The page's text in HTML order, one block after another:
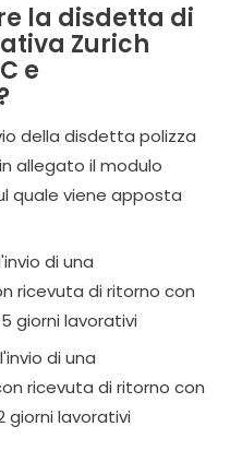
la disdetta di
Zurich
e
della disdetta polizza
allegato il modulo
quale viene apposta
di una
ricevuta di ritorno con
giorni lavorativi
di una
ricevuta di ritorno con
giorni lavorativi